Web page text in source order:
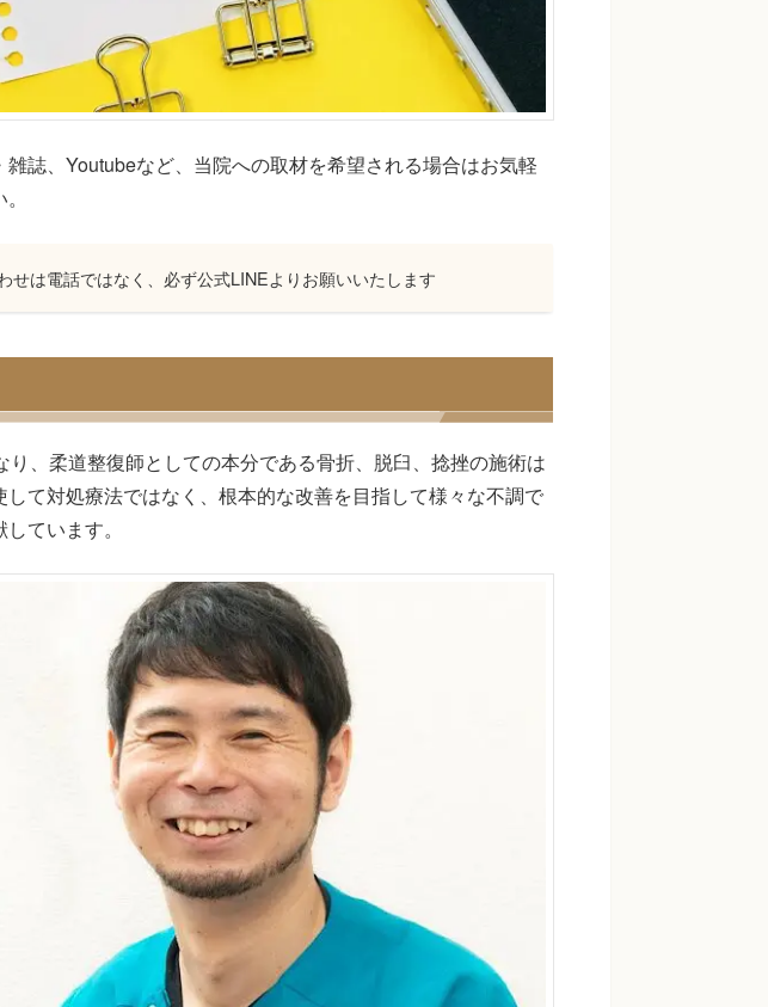
誌、Youtubeなど、当院への取材を希望される場合はお気軽
せは電話ではなく、必ず公式LINEよりお願いいたします
り、柔道整復師としての本分である骨折、脱臼、捻挫の施術は
て対処療法ではなく、根本的な改善を目指して様々な不調で
ています。